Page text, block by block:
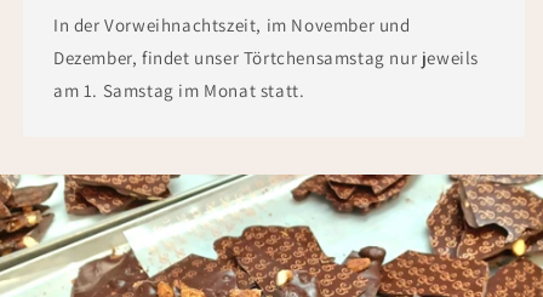
In der Vorweihnachtszeit, im November und
Dezember, findet unser Törtchensamstag nur jeweils
am 1. Samstag im Monat statt.